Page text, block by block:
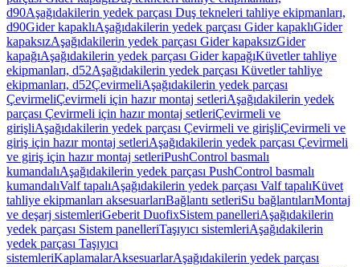
d90Aşağıdakilerin yedek parçası Duş tekneleri tahliye ekipmanları,
d90Gider kapaklıAşağıdakilerin yedek parçası Gider kapaklıGider
kapaksızAşağıdakilerin yedek parçası Gider kapaksızGider
kapağıAşağıdakilerin yedek parçası Gider kapağıKüvetler tahliye
ekipmanları, d52Aşağıdakilerin yedek parçası Küvetler tahliye
ekipmanları, d52ÇevirmeliAşağıdakilerin yedek parçası
ÇevirmeliÇevirmeli için hazır montaj setleriAşağıdakilerin yedek
parçası Çevirmeli için hazır montaj setleriÇevirmeli ve
girişliAşağıdakilerin yedek parçası Çevirmeli ve girişliÇevirmeli ve
giriş için hazır montaj setleriAşağıdakilerin yedek parçası Çevirmeli
ve giriş için hazır montaj setleriPushControl basmalı
kumandalıAşağıdakilerin yedek parçası PushControl basmalı
kumandalıValf tapalıAşağıdakilerin yedek parçası Valf tapalıKüvet
tahliye ekipmanları aksesuarlarıBağlantı setleriSu bağlantılarıMontaj
ve deşarj sistemleriGeberit DuofixSistem panelleriAşağıdakilerin
yedek parçası Sistem panelleriTaşıyıcı sistemleriAşağıdakilerin
yedek parçası Taşıyıcı
sistemleriKaplamalarAksesuarlarAşağıdakilerin yedek parçası